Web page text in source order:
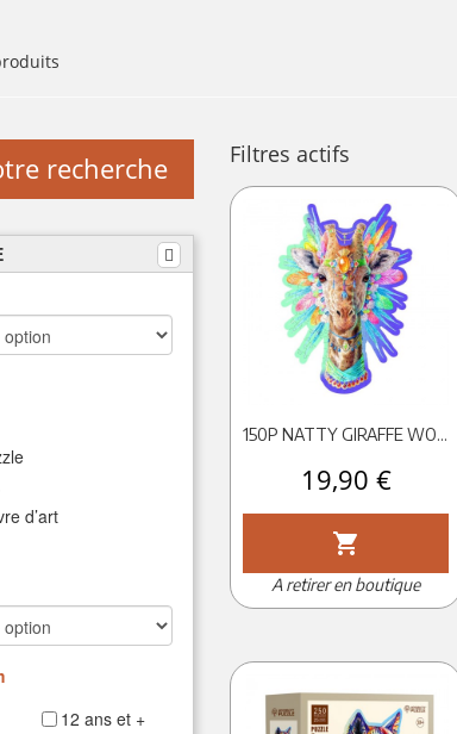
Filtres actifs
150P NATTY GIRAFFE WOODEN PUZZLE EN BOIS
Prix
19,90 €
shopping_cart
A retirer en boutique
recherche
d’art
12 ans et +